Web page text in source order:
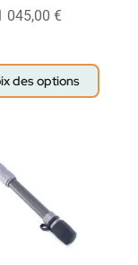
045,00 €
des options